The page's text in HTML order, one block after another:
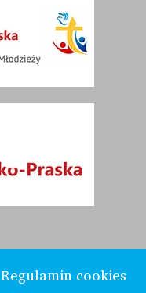
Regulamin cookies